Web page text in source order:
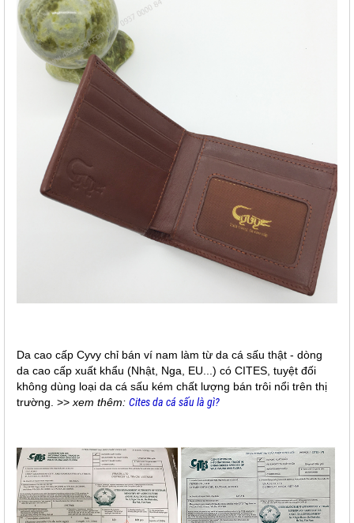
Da cao cấp Cyvy chỉ bán ví nam làm từ da cá sấu thật - dòng
da cao cấp xuất khẩu (Nhật, Nga, EU...) có CITES, tuyệt đối
không dùng loại da cá sấu kém chất lượng bán trôi nổi trên thị
trường. >> xem thêm: Cites da cá sấu là gì?